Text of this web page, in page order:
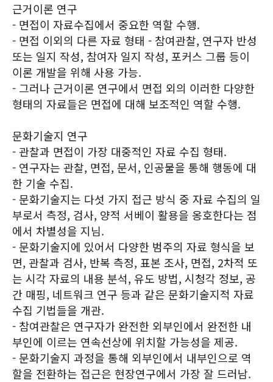
근거이론 연구
- 면접이 자료수집에서 중요한 역할 수행.
- 면접 이외의 다른 자료 형태 - 참여관찰, 연구자 반성
또는 일지 작성, 참여자 일지 작성, 포커스 그룹 등이
이론 개발을 위해 사용 가능.
- 그러나 근거이론 연구에서 면접 외의 이러한 다양한
형태의 자료들은 면접에 대해 보조적인 역할 수행.
문화기술지 연구
- 관찰과 면접이 가장 대중적인 자료 수집 형태.
- 연구자는 관찰, 면접, 문서, 인공물을 통해 행동에 대
한 기술 수집.
- 문화기술지는 다섯 가지 접근 방식 중 자료 수집의 일
부로서 측정, 검사, 양적 서베이 활용을 옹호한다는 점
에서 차별성을 지님.
- 문화기술지에 있어서 다양한 범주의 자료 형식을 보
면, 관찰과 검사, 반복 측정, 표본 조사, 면접, 2차적 또
는 시각 자료의 내용 분석, 유도 방법, 시청각 정보, 공
간 매핑, 네트워크 연구 등과 같은 문화기술지적 자료
수집 기법들을 개관.
- 참여관찰은 연구자가 완전한 외부인에서 완전한 내
부인에 이르는 연속선상에 위치할 가능성을 제공.
- 문화기술지 과정을 통해 외부인에서 내부인으로 역
할을 전환하는 접근은 현장연구에서 가장 잘 드러남.